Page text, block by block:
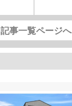
記事一覧ページへ